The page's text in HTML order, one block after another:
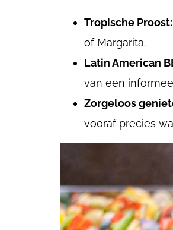
Tropische Proost:
of Margarita.
Latin American
van een
Zorgeloos
vooraf precies